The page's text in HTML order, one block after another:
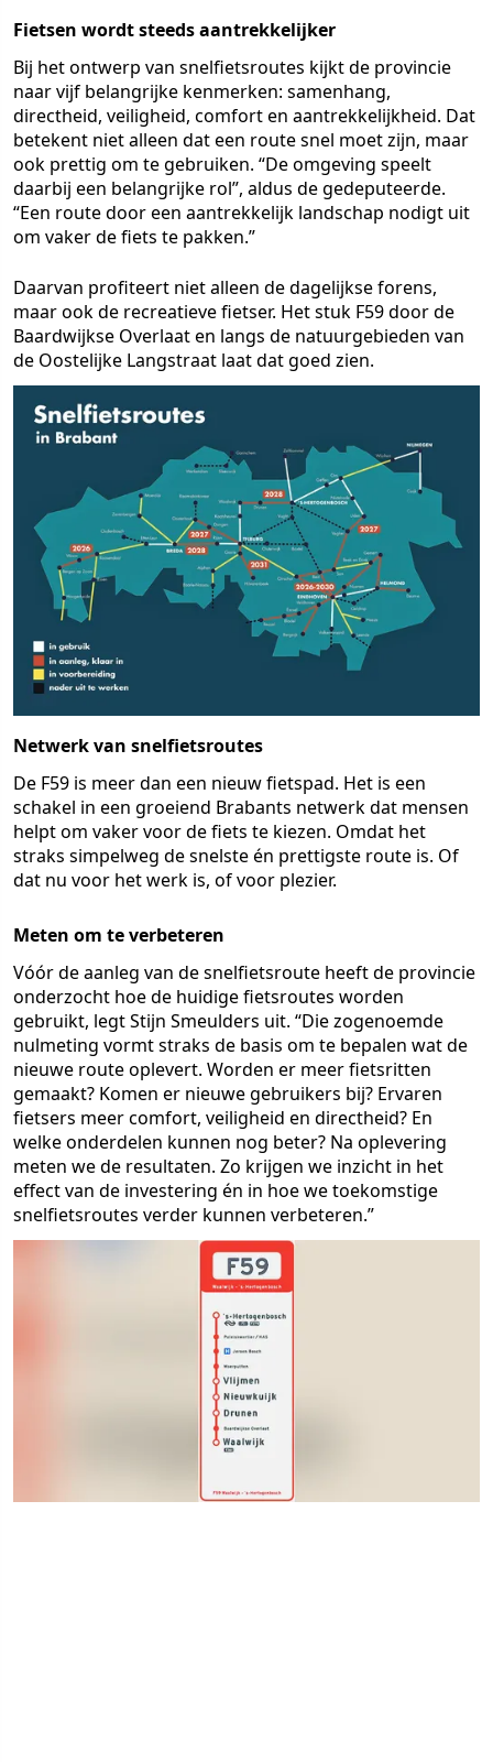
Fietsen wordt steeds aantrekkelijker
Bij het ontwerp van snelfietsroutes kijkt de provincie
naar vijf belangrijke kenmerken: samenhang,
directheid, veiligheid, comfort en aantrekkelijkheid. Dat
betekent niet alleen dat een route snel moet zijn, maar
ook prettig om te gebruiken. “De omgeving speelt
daarbij een belangrijke rol”, aldus de gedeputeerde.
“Een route door een aantrekkelijk landschap nodigt uit
om vaker de fiets te pakken.”
Daarvan profiteert niet alleen de dagelijkse forens,
maar ook de recreatieve fietser. Het stuk F59 door de
Baardwijkse Overlaat en langs de natuurgebieden van
de Oostelijke Langstraat laat dat goed zien.
Netwerk van snelfietsroutes
De F59 is meer dan een nieuw fietspad. Het is een
schakel in een groeiend Brabants netwerk dat mensen
helpt om vaker voor de fiets te kiezen. Omdat het
straks simpelweg de snelste én prettigste route is. Of
dat nu voor het werk is, of voor plezier.
Meten om te verbeteren
Vóór de aanleg van de snelfietsroute heeft de provincie
onderzocht hoe de huidige fietsroutes worden
gebruikt, legt Stijn Smeulders uit. “Die zogenoemde
nulmeting vormt straks de basis om te bepalen wat de
nieuwe route oplevert. Worden er meer fietsritten
gemaakt? Komen er nieuwe gebruikers bij? Ervaren
fietsers meer comfort, veiligheid en directheid? En
welke onderdelen kunnen nog beter? Na oplevering
meten we de resultaten. Zo krijgen we inzicht in het
effect van de investering én in hoe we toekomstige
snelfietsroutes verder kunnen verbeteren.”